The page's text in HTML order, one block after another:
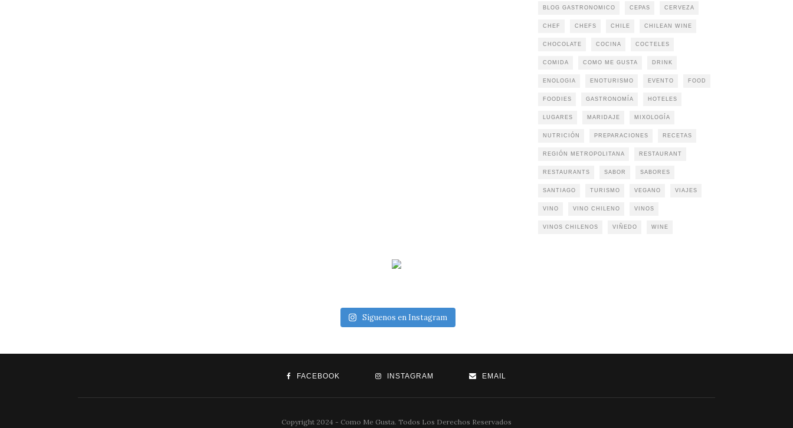
BLOG GASTRONOMICO CEPAS CERVEZA
CHEF CHEFS CHILE CHILEAN WINE
CHOCOLATE COCINA COCTELES
COMIDA COMO ME GUSTA DRINK
ENOLOGIA ENOTURISMO EVENTO FOOD
FOODIES GASTRONOMÍA HOTELES
LUGARES MARIDAJE MIXOLOGÍA
NUTRICIÓN PREPARACIONES RECETAS
REGIÓN METROPOLITANA RESTAURANT
RESTAURANTS SABOR SABORES
SANTIAGO TURISMO VEGANO VIAJES
VINO VINO CHILENO VINOS
VINOS CHILENOS VIÑEDO WINE
Síguenos en Instagram
FACEBOOK INSTAGRAM EMAIL
Copyright 2024 - Como Me Gusta. Todos Los Derechos Reservados